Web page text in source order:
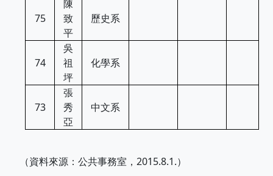
75
陳
致
平
歷史系
74
吳
祖
坪
化學系
73
張
秀
亞
中文系
（資料來源：公共事務室，2015.8.1.）